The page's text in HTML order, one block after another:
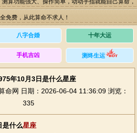
算功能强大、操作简单，动动手指就能自己算命，
免费，从此算命不求人！
八字合婚 十年大运
手机吉凶 测终生运
年10月3日是什么星座
命网 日期：2026-06-04 11:36:09 浏览：
335
是什么星座